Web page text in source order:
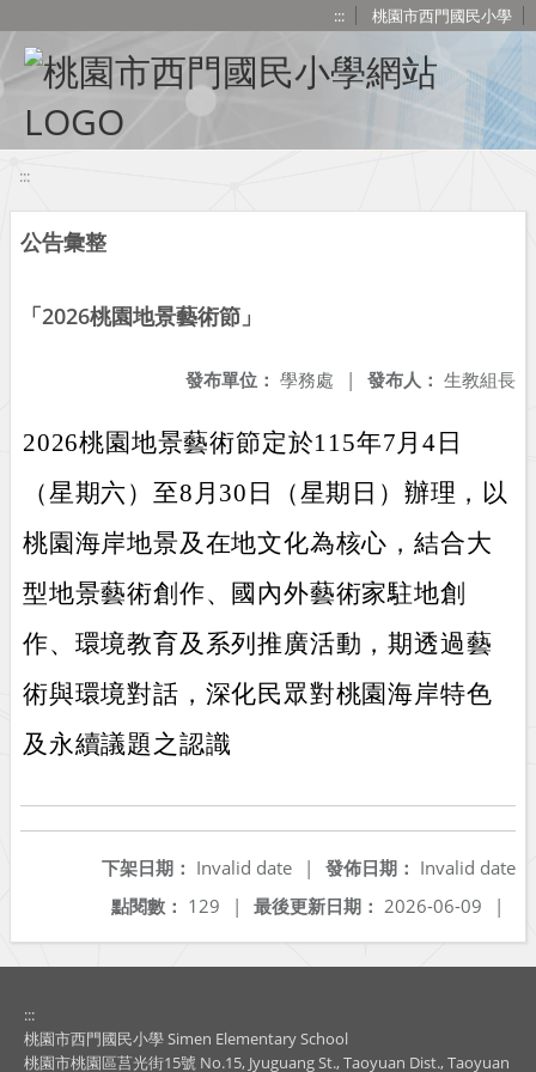
::: 桃園市西門國民小學
:::
公告彙整
「2026桃園地景藝術節」
發布人： 生教組長
發布單位： 學務處 |
2026桃園地景藝術節定於115年7月4日
（星期六）至8月30日（星期日）辦理，以
桃園海岸地景及在地文化為核心，結合大
型地景藝術創作、國內外藝術家駐地創
作、環境教育及系列推廣活動，期透過藝
術與環境對話，深化民眾對桃園海岸特色
及永續議題之認識
發佈日期： Invalid date
下架日期： Invalid date
|
最後更新日期： 2026-06-09 |
點閱數： 129 |
:::
桃園市西門國民小學 Simen Elementary School
桃園市桃園區莒光街15號 No.15, Jyuguang St., Taoyuan Dist., Taoyuan